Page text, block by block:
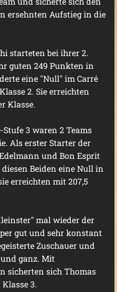
ersehnten Aufstieg in die
starteten bei ihrer 2.
guten 249 Punkten in
eine "Null" im Carré
2. Sie erreichten
Klasse.
3 waren 2 Teams
Als erster Starter der
und Bon Esprit
Beiden eine Null in
erreichten mit 207,5
mal wieder der
gut und sehr konstant
Zuschauer und
ganz. Mit
sicherten sich Thomas
3.